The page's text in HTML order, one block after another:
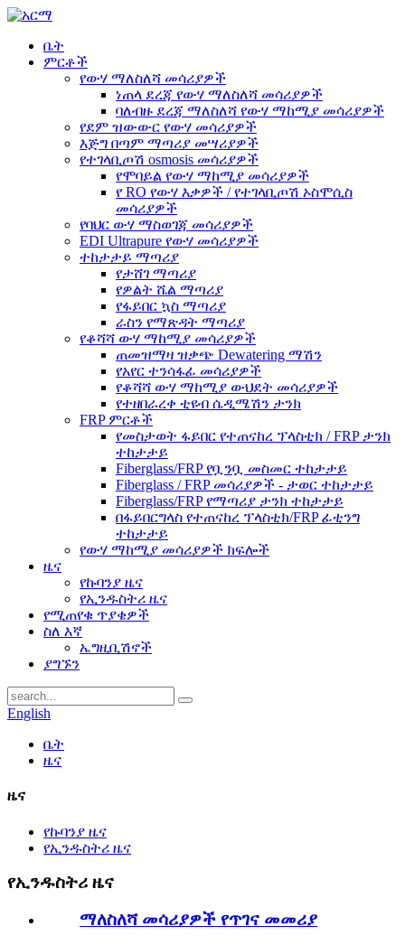
ቤት
ምርቶች
የውሃ ማለስለሻ መሳሪያዎች
ነጠላ ደረጃ የውሃ ማለስለሻ መሳሪያዎች
ባለብዙ ደረጃ ማለስለሻ የውሃ ማከሚያ መሳሪያዎች
የደም ዝውውር የውሃ መሳሪያዎች
እጅግ በጣም ማጣሪያ መሣሪያዎች
የተገላቢጦሽ osmosis መሳሪያዎች
የሞባይል የውሃ ማከሚያ መሳሪያዎች
የ RO የውሃ እቃዎች / የተገላቢጦሽ ኦስሞሲስ
መሳሪያዎች
የባህር ውሃ ማስወገጃ መሳሪያዎች
EDI Ultrapure የውሃ መሳሪያዎች
ተከታታይ ማጣሪያ
የታሸገ ማጣሪያ
የዎልት ሼል ማጣሪያ
የፋይበር ኳስ ማጣሪያ
ራስን የማጽዳት ማጣሪያ
የቆሻሻ ውሃ ማከሚያ መሳሪያዎች
ጠመዝማዛ ዝቃጭ Dewatering ማሽን
የአየር ተንሳፋፊ መሳሪያዎች
የቆሻሻ ውሃ ማከሚያ ውህደት መሳሪያዎች
የተዘበራረቀ ቲዩብ ሴዲሜሽን ታንክ
FRP ምርቶች
የመስታወት ፋይበር የተጠናከረ ፕላስቲክ / FRP ታንክ
ተከታታይ
Fiberglass/FRP የቧንቧ መስመር ተከታታይ
Fiberglass / FRP መሳሪያዎች - ታወር ​​ተከታታይ
Fiberglass/FRP የማጣሪያ ታንክ ተከታታይ
በፋይበርግላስ የተጠናከረ ፕላስቲክ/FRP ፊቲንግ
ተከታታይ
የውሃ ማከሚያ መሳሪያዎች ክፍሎች
ዜና
የኩባንያ ዜና
የኢንዱስትሪ ዜና
የሚጠየቁ ጥያቄዎች
ስለ እኛ
ኤግዚቢሽኖች
ያግኙን
English
ቤት
ዜና
ዜና
የኩባንያ ዜና
የኢንዱስትሪ ዜና
የኢንዱስትሪ ዜና
ማለስለሻ መሳሪያዎች የጥገና መመሪያ